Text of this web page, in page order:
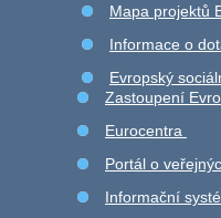
Mapa projektů
Informace o
Evropský
Zastoupení
Eurocentra
Portál o
Informační